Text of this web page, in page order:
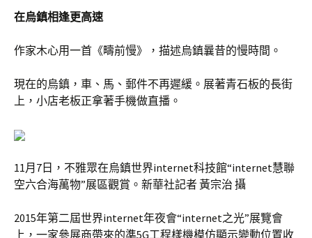
在烏鎮相逢更高速
作家木心用一首《疇前慢》，描述烏鎮曩昔的慢時間。
現在的烏鎮，車、馬、郵件不再遲緩。展著青石板的長街
上，小店老板正拿著手機做直播。
11月7日，不雅眾在烏鎮世界internet科技館“internet慧聯
空六合海萬物”展區觀賞。新華社記者 黃宗治 攝
2015年第二屆世界internet年夜會“internet之光”展覽會
上，一家參展商帶來的準5G工程樣機模仿顯示變動位置收